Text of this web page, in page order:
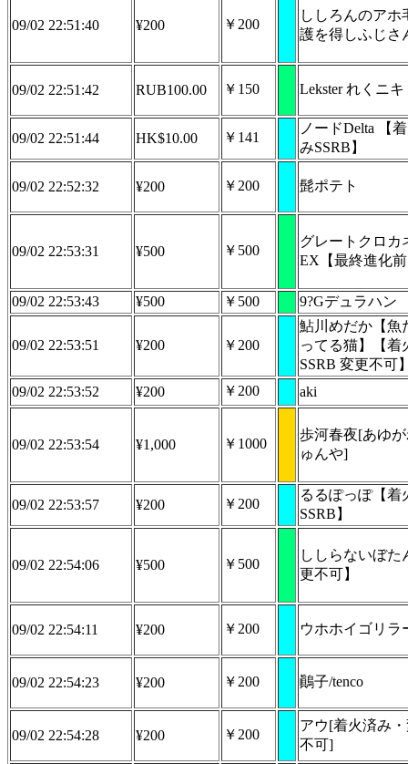
09/02 22:51:40 ¥200 ￥200
ししろんのアホ
護を得しふじさ
09/02 22:51:42 RUB100.00 ￥150 Lekster れくニ
09/02 22:51:44 HK$10.00 ￥141
ノードDelta 【
みSSRB】
09/02 22:52:32 ¥200 ￥200 髭ポテト
09/02 22:53:31 ¥500 ￥500
グレートクロカ
EX【最終進化
09/02 22:53:43 ¥500 ￥500 9?Gデュラハン
09/02 22:53:51 ¥200 ￥200
鮎川めだか【魚
ってる猫】【着
SSRB 変更不可
09/02 22:53:52
¥200 ￥200 aki
09/02 22:53:54 ¥1,000 ￥1000
歩河春夜[あゆ
ゅんや]
09/02 22:53:57 ¥200 ￥200
るるぽっぽ【着
SSRB】
09/02 22:54:06 ¥500 ￥500
ししらないぼた
更不可】
09/02 22:54:11 ¥200 ￥200 ウホホイゴリラ
09/02 22:54:23 ¥200 ￥200 鷆子/tenco
09/02 22:54:28 ¥200 ￥200
アウ[着火済み
不可]